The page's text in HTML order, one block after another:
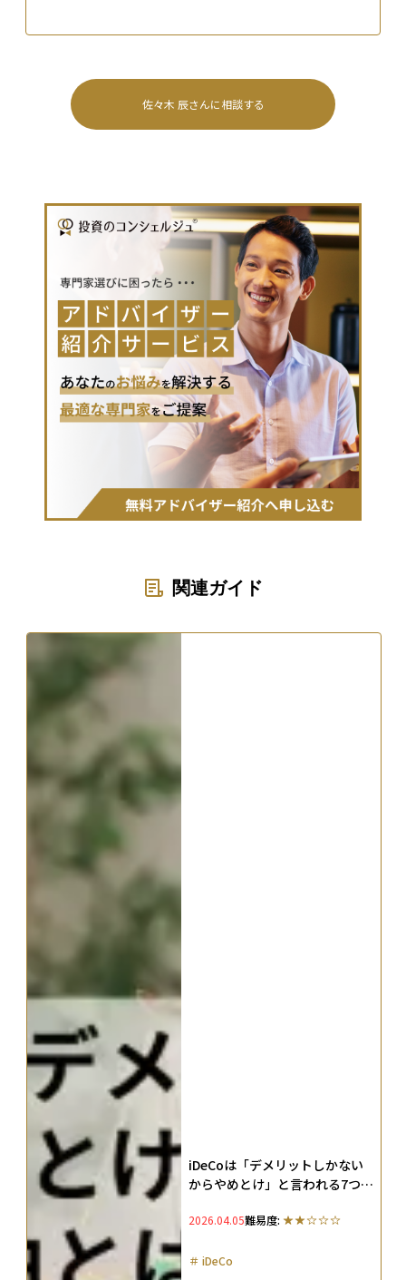
佐々木 辰さんに相談する
関連ガイド
iDeCoは「デメリットしかない
からやめとけ」と言われる7つの
分け法を徹底解説
2026.04.05難易度:
＃ iDeCo